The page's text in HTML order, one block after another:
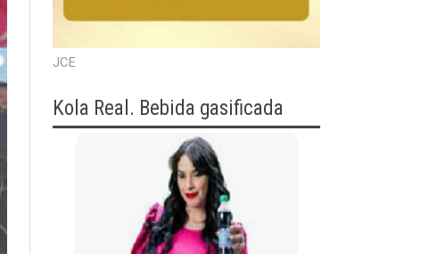
JCE
Kola Real. Bebida gasificada